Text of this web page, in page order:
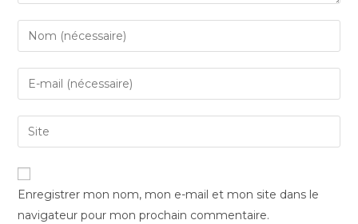
Enter
your
name
username
to
Enter
your
email
address
comment
Saisir
l’URL
de
votre
Enregistrer mon nom, mon e-mail et mon site dans le
navigateur pour mon prochain commentaire.